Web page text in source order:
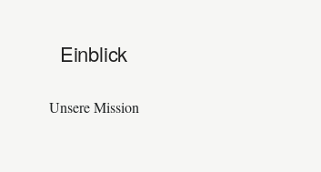
Einblick
Unsere Mission